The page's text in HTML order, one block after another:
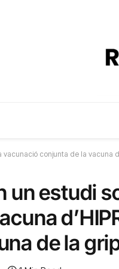
conjunta de la vacuna
un estudi
de la